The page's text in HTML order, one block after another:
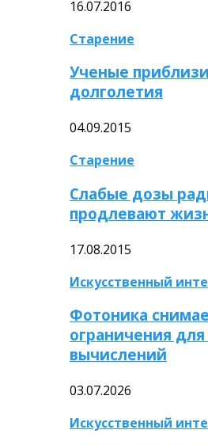
16.07.2016
Старение
Ученые
долголетия
04.09.2015
Старение
Слабые дозы
продлевают
17.08.2015
Искусственный
Фотоника
ограничения
вычислений
03.07.2026
Искусственный